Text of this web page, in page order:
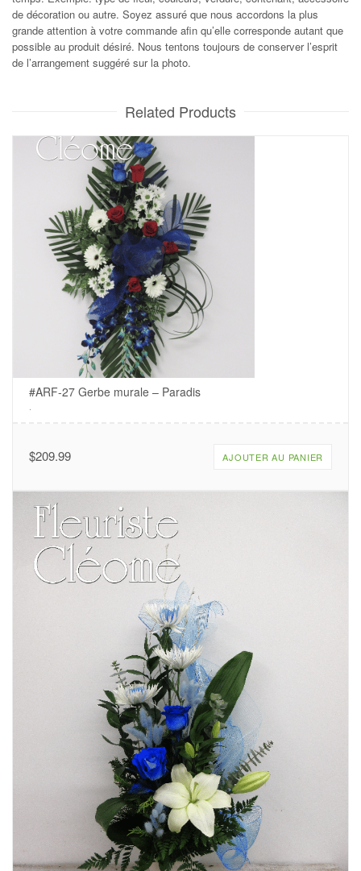
de décoration ou autre. Soyez assuré que nous accordons la plus
grande attention à votre commande afin qu’elle corresponde autant que
possible au produit désiré. Nous tentons toujours de conserver l’esprit
de l’arrangement suggéré sur la photo.
Related Products
#ARF-27 Gerbe murale – Paradis
.
$209.99 AJOUTER AU PANIER